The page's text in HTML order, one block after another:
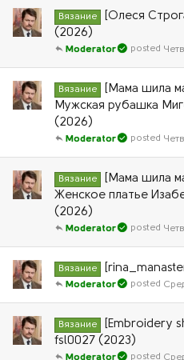
Вязание
[Олеся
(2026)
Moderator
Вязание
[Мама шила
Мужская рубашка
(2026)
Moderator
Вязание
[Мама шила
Женское платье
(2026)
Moderator
Вязание
Moderator
Вязание
[Embroidery
fsl0027 (2023)
Moderator